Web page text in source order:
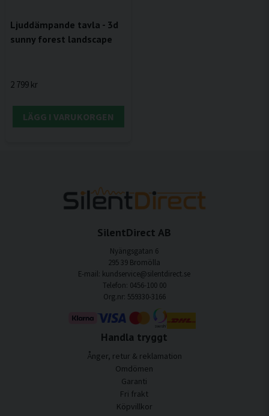
Ljuddämpande tavla - 3d
sunny forest landscape
2 799 kr
LÄGG I VARUKORGEN
SilentDirect AB
Nyängsgatan 6
295 39 Bromölla
E-mail: kundservice@silentdirect.se
Telefon: 0456-100 00
Org.nr: 559330-3166
Handla tryggt
Ånger, retur & reklamation
Omdömen
Garanti
Fri frakt
Köpvillkor